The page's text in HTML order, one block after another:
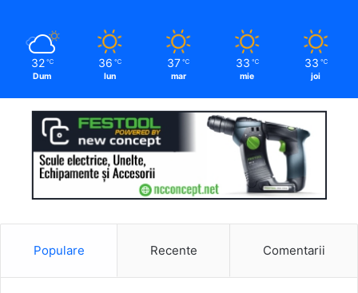
32 ℃
Dum
36 ℃
lun
37 ℃
mar
33 ℃
mie
33 ℃
joi
Populare Recente Comentarii